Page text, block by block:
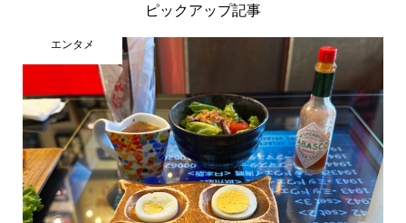
ピックアップ記事
エンタメ